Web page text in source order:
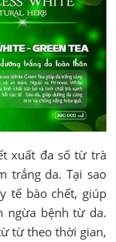
xuất đa số từ trà
trắng da. Tại sao
tế bào chết, giúp
ngừa bệnh từ da.
từ theo thời gian,